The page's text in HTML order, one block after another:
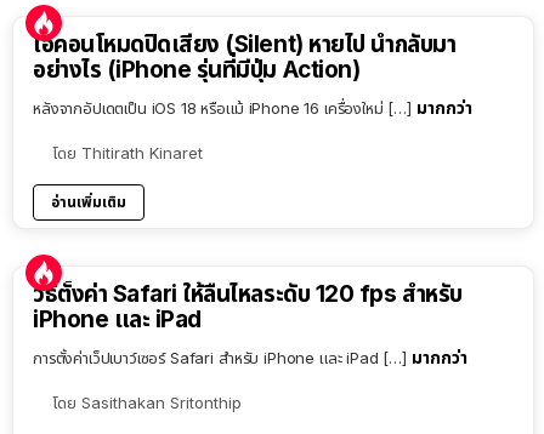
ไอคอนโหมดปิดเสียง (Silent) หายไป นำกลับมา
อย่างไร (iPhone รุ่นที่มีปุ่ม Action)
หลังจากอัปเดตเป็น iOS 18 หรือแม้ iPhone 16 เครื่องใหม่ […] มากกว่า
โดย Thitirath Kinaret
อ่านเพิ่มเติม
วิธีตั้งค่า Safari ให้ลื่นไหลระดับ 120 fps สำหรับ
iPhone และ iPad
การตั้งค่าเว็ปเบาว์เซอร์ Safari สำหรับ iPhone และ iPad […] มากกว่า
โดย Sasithakan Sritonthip